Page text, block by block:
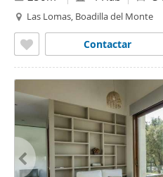
Las Lomas, Boadilla del Monte
Contactar